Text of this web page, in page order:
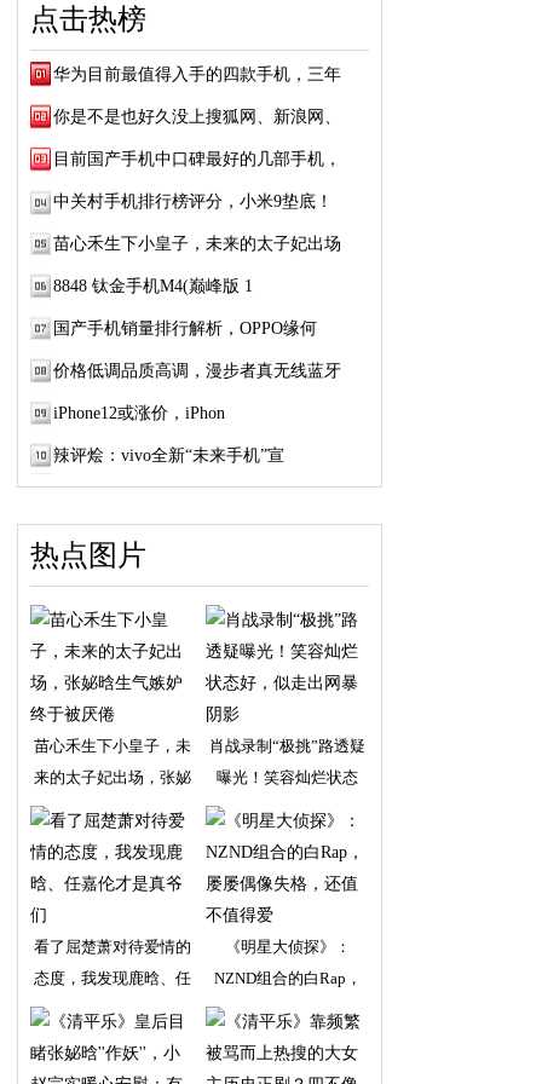
点击热榜
华为目前最值得入手的四款手机，三年
你是不是也好久没上搜狐网、新浪网、
目前国产手机中口碑最好的几部手机，
中关村手机排行榜评分，小米9垫底！
苗心禾生下小皇子，未来的太子妃出场
8848 钛金手机M4(巅峰版 1
国产手机销量排行解析，OPPO缘何
价格低调品质高调，漫步者真无线蓝牙
iPhone12或涨价，iPhon
辣评烩：vivo全新“未来手机”宣
热点图片
苗心禾生下小皇子，未
来的太子妃出场，张妼
肖战录制“极挑”路透疑
曝光！笑容灿烂状态
看了屈楚萧对待爱情的
态度，我发现鹿晗、任
《明星大侦探》：
NZND组合的白Rap，